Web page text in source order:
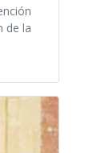
de la